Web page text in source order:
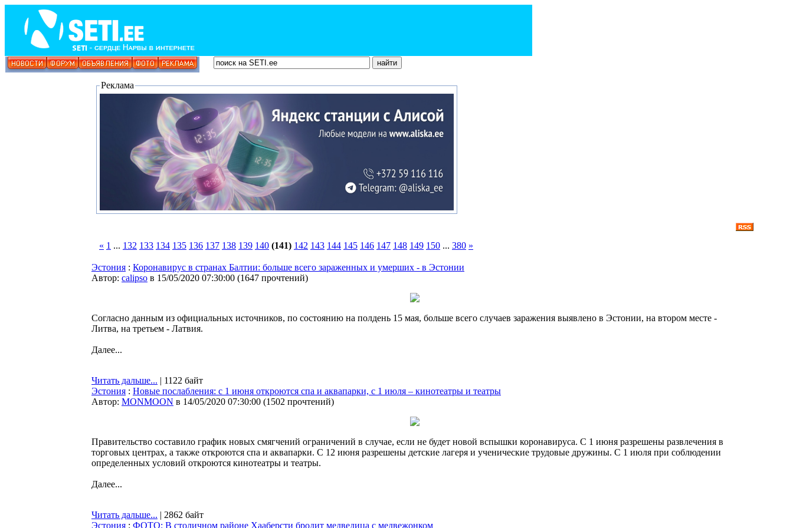
Реклама
« 1 ... 132 133 134 135 136 137 138 139 140 (141) 142 143 144 145 146 147 148 149 150 ... 380 »
Эстония : Коронавирус в странах Балтии: больше всего зараженных и умерших - в Эстонии
Автор: calipso в 15/05/2020 07:30:00 (1647 прочтений)
Согласно данным из официальных источников, по состоянию на полдень 15 мая, больше всего случаев заражения выявлено в Эстонии, на втором месте -
Литва, на третьем - Латвия.
Далее...
Читать дальше... | 1122 байт
Эстония : Новые послабления: с 1 июня откроются спа и аквапарки, с 1 июля – кинотеатры и театры
Автор: MONMOON в 14/05/2020 07:30:00 (1502 прочтений)
Правительство составило график новых смягчений ограничений в случае, если не будет новой вспышки коронавируса. С 1 июня разрешены развлечения в
торговых центрах, а также откроются спа и аквапарки. С 12 июня разрешены детские лагеря и ученические трудовые дружины. С 1 июля при соблюдении
определенных условий откроются кинотеатры и театры.
Далее...
Читать дальше... | 2862 байт
Эстония : ФОТО: В столичном районе Хааберсти бродит медведица с медвежонком